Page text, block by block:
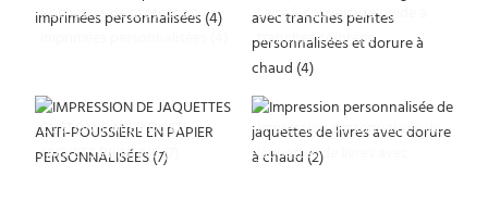
Pochettes de protection
Livre à couverture rigide à
tranches colorées
CUSTOM PAPER DUST
JACKETS PRINTING (7)
Impression personnalisée de
jaquettes de livres avec